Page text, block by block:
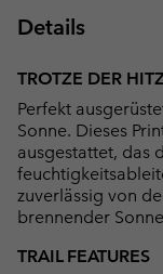
Details
TROTZE DER
Perfekt
Sonne. Dieses
ausgestattet, das
zuverlässig von
brennender
TRAIL FEATURES